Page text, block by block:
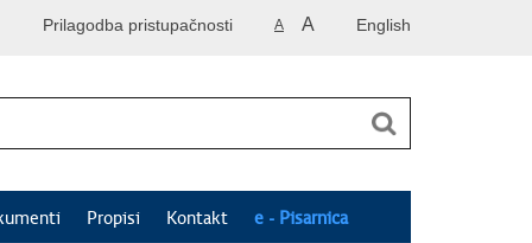
English
A A
Prilagodba pristupačnosti
Propisi Kontakt e - Pisarnica